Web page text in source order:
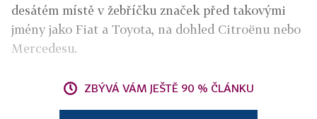
desátém místě v žebříčku značek před takovými
jmény jako Fiat a Toyota, na dohled Citroënu nebo
Mercedesu.
ZBÝVÁ VÁM JEŠTĚ 90 % ČLÁNKU